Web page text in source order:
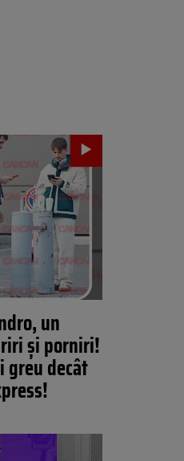
un
și porniri!
greu decât